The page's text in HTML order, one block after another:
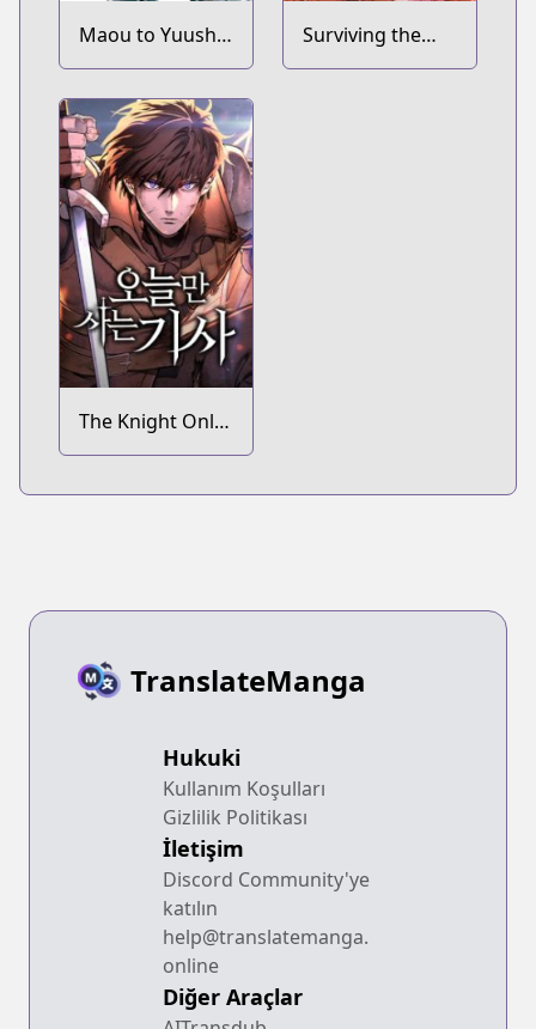
Maou to Yuusha
no Tatakai no
Ura de
Surviving the
Game as a
The Knight Only
Lives Today
TranslateManga
Hukuki
Kullanım Koşulları
Gizlilik Politikası
İletişim
Discord Community'ye
katılın
help@translatemanga.
online
Diğer Araçlar